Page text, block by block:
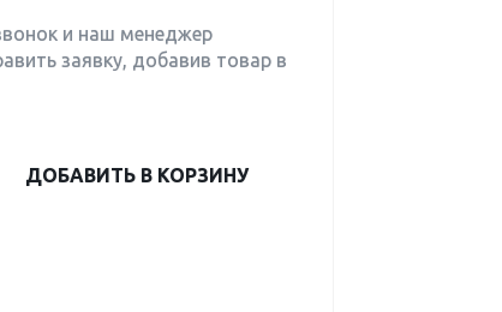
и наш менеджер
заявку, добавив товар в
ДОБАВИТЬ В КОРЗИНУ